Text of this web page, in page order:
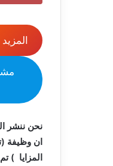
نحن ننشر
المزايا )